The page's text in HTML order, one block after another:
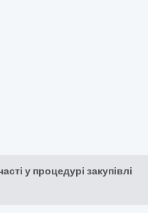
у процедурі закупівлі